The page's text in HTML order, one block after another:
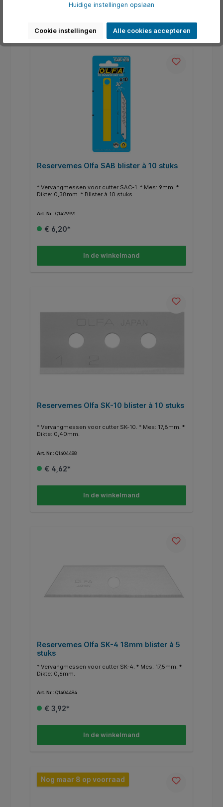
Reservemes Olfa SAB blister à 10 stuks
* Vervangmessen voor cutter SAC-1. * Mes: 9mm. *
Dikte: 0,38mm. * Blister à 10 stuks.
Art. Nr.: Q1429991
€ 6,20*
In de winkelmand
Reservemes Olfa SK-10 blister à 10 stuks
* Vervangmessen voor cutter SK-10. * Mes: 17,8mm. *
Dikte: 0,40mm.
Art. Nr.: Q1404488
€ 4,62*
In de winkelmand
Reservemes Olfa SK-4 18mm blister à 5
stuks
* Vervangmessen voor cutter SK-4. * Mes: 17,5mm. *
Dikte: 0,6mm.
Art. Nr.: Q1404484
€ 3,92*
In de winkelmand
Nog maar 8 op voorraad
Huidige instellingen opslaan
Cookie instellingen Alle cookies accepteren